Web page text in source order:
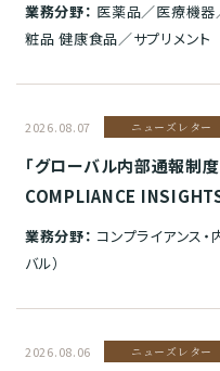
業務分野： 医薬品／医療機
粧品 健康食品／サプリメント
2026.08.07 ニューズレター
「グローバル内部通報制
COMPLIANCE
業務分野： コンプライアンス
バル）
2026.08.06 ニューズレター